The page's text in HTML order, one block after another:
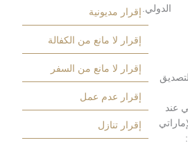
إقرار مديونية
إقرار لا مانع من الكفالة
إقرار لا مانع من السفر
إقرار عدم عمل
إقرار تنازل